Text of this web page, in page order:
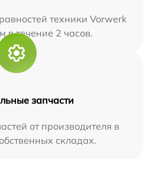
техники Vorwerk
в течение 2 часов.
запчасти
от производителя в
складах.